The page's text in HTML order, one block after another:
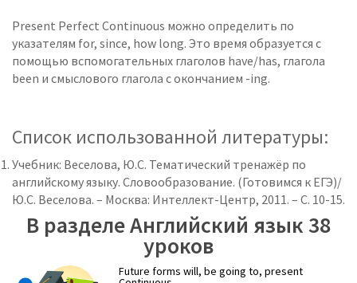
Present Perfect Continuous можно определить по
указателям for, since, how long. Это время образуется с
помощью вспомогательных глаголов have/has, глагола
been и смыслового глагола с окончанием -ing.
Список использованной литературы:
Учебник: Веселова, Ю.С. Тематический тренажёр по
английскому языку. Словообразование. (Готовимся к ЕГЭ)/
Ю.С. Веселова. – Москва: Интеллект-Центр, 2011. – С. 10-15.
В разделе Английский язык 38
уроков
Future forms will, be going to, present